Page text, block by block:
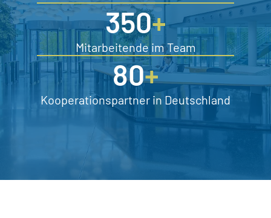
350+
Mitarbeitende im Team
80+
Kooperationspartner in Deutschland